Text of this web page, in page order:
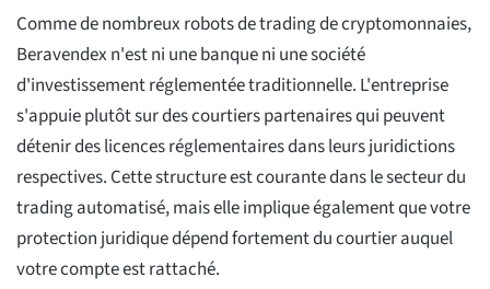
Comme de nombreux robots de trading de cryptomonnaies,
Beravendex n'est ni une banque ni une société
d'investissement réglementée traditionnelle. L'entreprise
s'appuie plutôt sur des courtiers partenaires qui peuvent
détenir des licences réglementaires dans leurs juridictions
respectives. Cette structure est courante dans le secteur du
trading automatisé, mais elle implique également que votre
protection juridique dépend fortement du courtier auquel
votre compte est rattaché.